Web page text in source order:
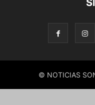
© NOTICIAS